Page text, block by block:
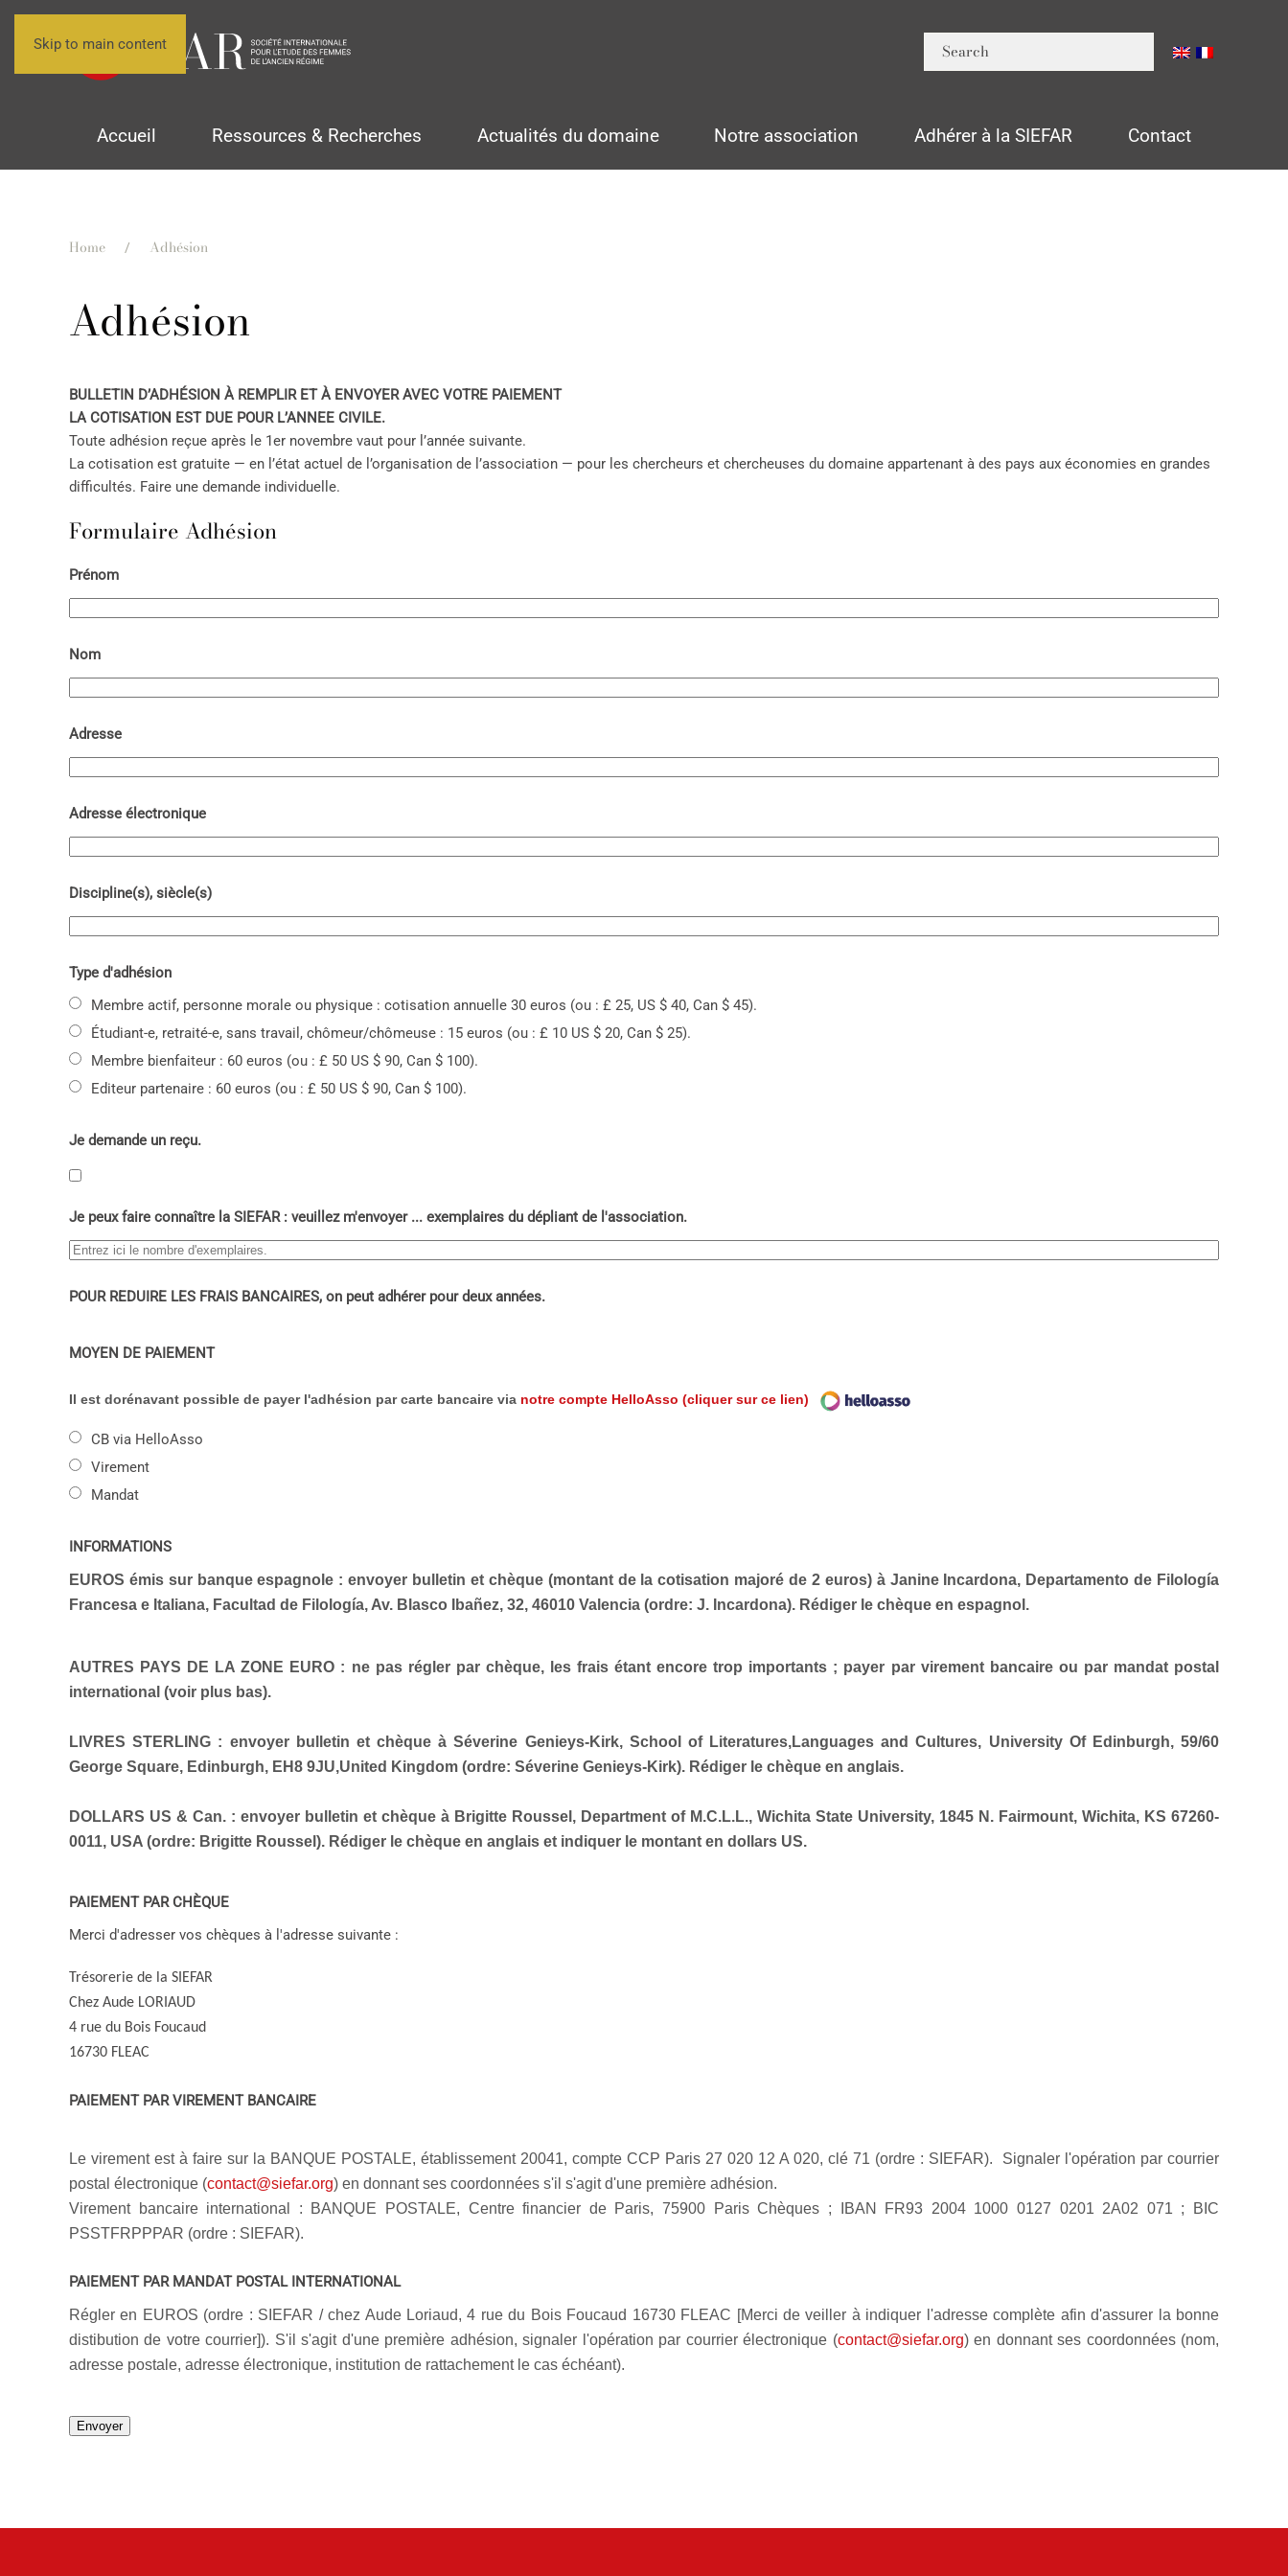
Skip to main content
Accueil Ressources & Recherches Actualités du domaine Notre association Adhérer à la SIEFAR Contact
Home Adhésion
Adhésion
BULLETIN D’ADHÉSION À REMPLIR ET À ENVOYER AVEC VOTRE PAIEMENT
LA COTISATION EST DUE POUR L’ANNEE CIVILE.
Toute adhésion reçue après le 1er novembre vaut pour l’année suivante.
La cotisation est gratuite — en l’état actuel de l’organisation de l’association — pour les chercheurs et chercheuses du domaine appartenant à des pays aux économies en grandes
difficultés. Faire une demande individuelle.
Formulaire Adhésion
Prénom
Nom
Adresse
Adresse électronique
Discipline(s), siècle(s)
Type d'adhésion
Membre actif, personne morale ou physique : cotisation annuelle 30 euros (ou : £ 25, US $ 40, Can $ 45).
Étudiant-e, retraité-e, sans travail, chômeur/chômeuse : 15 euros (ou : £ 10 US $ 20, Can $ 25).
Membre bienfaiteur : 60 euros (ou : £ 50 US $ 90, Can $ 100).
Editeur partenaire : 60 euros (ou : £ 50 US $ 90, Can $ 100).
Je demande un reçu.
Je peux faire connaître la SIEFAR : veuillez m'envoyer ... exemplaires du dépliant de l'association.
POUR REDUIRE LES FRAIS BANCAIRES, on peut adhérer pour deux années.
MOYEN DE PAIEMENT
CB via HelloAsso
Virement
Mandat
Il est dorénavant possible de payer l'adhésion par carte bancaire via notre compte HelloAsso (cliquer sur ce lien)
INFORMATIONS
EUROS émis sur banque espagnole :envoyer bulletin et chèque(montant de la cotisation majoré de 2 euros) à Janine Incardona, Departamento de Filología
Francesa e Italiana, Facultad de Filología, Av. Blasco Ibañez, 32, 46010 Valencia (ordre: J. Incardona). Rédiger le chèque en espagnol.
AUTRES PAYS DE LA ZONE EURO : ne pas régler par chèque, les frais étant encore trop importants ; payer par virement bancaire ou par mandat postal
international (voir plus bas).
LIVRES STERLING : envoyer bulletin et chèque à Séverine Genieys-Kirk, School of Literatures,Languages and Cultures, University Of Edinburgh, 59/60
George Square, Edinburgh, EH8 9JU,United Kingdom (ordre: Séverine Genieys-Kirk). Rédiger le chèque en anglais.
DOLLARS US & Can. : envoyer bulletin et chèque à Brigitte Roussel, Department of M.C.L.L., Wichita State University, 1845 N. Fairmount, Wichita, KS 67260-
0011, USA (ordre: Brigitte Roussel). Rédiger le chèque en anglais et indiquer le montant en dollars US.
PAIEMENT PAR CHÈQUE
Merci d'adresser vos chèques à l'adresse suivante :
Trésorerie de la SIEFAR
Chez Aude LORIAUD
4 rue du Bois Foucaud
16730 FLEAC
PAIEMENT PAR VIREMENT BANCAIRE
Le virement est à faire sur la BANQUE POSTALE, établissement 20041, compte CCP Paris 27 020 12 A 020, clé 71 (ordre : SIEFAR). Signaler l'opération par courrier
postal électronique (contact@siefar.org) en donnant ses coordonnées s'il s'agit d'une première adhésion.
Virement bancaire international : BANQUE POSTALE, Centre financier de Paris, 75900 Paris Chèques ; IBAN FR93 2004 1000 0127 0201 2A02 071 ; BIC
PSSTFRPPPAR (ordre : SIEFAR).
PAIEMENT PAR MANDAT POSTAL INTERNATIONAL
Régler en EUROS (ordre : SIEFAR / chez Aude Loriaud, 4 rue du Bois Foucaud 16730 FLEAC [Merci de veiller à indiquer l'adresse complète afin d'assurer la bonne
distibution de votre courrier]). S'il s'agit d'une première adhésion, signaler l'opération par courrier électronique (contact@siefar.org) en donnant ses coordonnées (nom,
adresse postale, adresse électronique, institution de rattachement le cas échéant).